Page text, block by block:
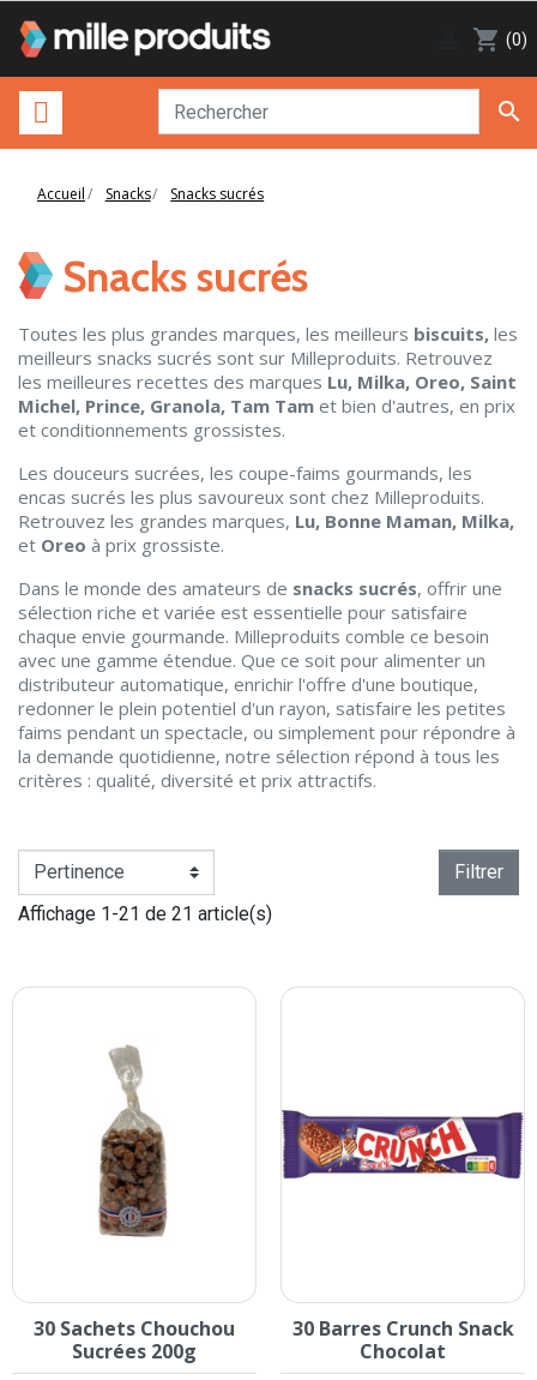
shopping_cart (0)

Accueil Snacks Snacks sucrés
Snacks sucrés
Toutes les plus grandes marques, les meilleurs biscuits, les
meilleurs snacks sucrés sont sur Milleproduits. Retrouvez
les meilleures recettes des marques Lu, Milka, Oreo, Saint
Michel, Prince, Granola, Tam Tam et bien d'autres, en prix
et conditionnements grossistes.
Les douceurs sucrées, les coupe-faims gourmands, les
encas sucrés les plus savoureux sont chez Milleproduits.
Retrouvez les grandes marques, Lu, Bonne Maman, Milka,
et Oreo à prix grossiste.
Dans le monde des amateurs de snacks sucrés, offrir une
sélection riche et variée est essentielle pour satisfaire
chaque envie gourmande. Milleproduits comble ce besoin
avec une gamme étendue. Que ce soit pour alimenter un
distributeur automatique, enrichir l'offre d'une boutique,
redonner le plein potentiel d'un rayon, satisfaire les petites
faims pendant un spectacle, ou simplement pour répondre à
la demande quotidienne, notre sélection répond à tous les
critères : qualité, diversité et prix attractifs.
Filtrer
Affichage 1-21 de 21 article(s)
30 Sachets Chouchou
Sucrées 200g
30 Barres Crunch Snack
Chocolat